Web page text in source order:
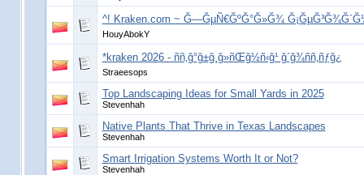
^! Kraken.com ~ Ğ—ĞµÑ€ĞºĞ°Ğ»Ğ¾
HouyAbokY
*kraken 2026 - ññ‚ğ°ğ±ğ¸ğ»ñŒğ½ñ‹ğ¹ ğ´ğ¾ññ‚ñƒğ¿
Straeesops
Top Landscaping Ideas for Small Yards in 2025
Stevenhah
Native Plants That Thrive in Texas Landscapes
Stevenhah
Smart Irrigation Systems Worth It or Not?
Stevenhah